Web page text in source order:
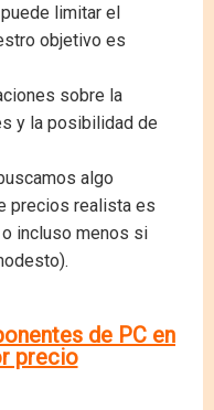
limitar el
objetivo es
sobre la
y la posibilidad de
algo
precios realista es
incluso menos si
de PC en
precio